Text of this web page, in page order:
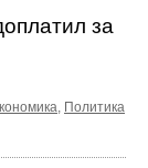
за
, Политика